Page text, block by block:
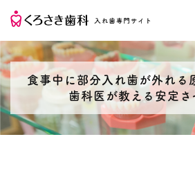
食事中に部分入れ歯が外れる
歯科医が教える安定さ